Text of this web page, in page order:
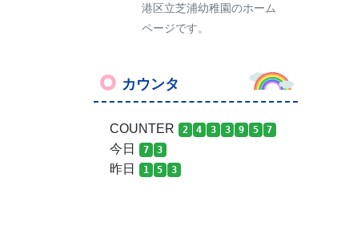
港区立芝浦幼稚園のホーム
ページです。
カウンタ
COUNTER 2 4 3 3 9 5 7
今日 7 3
昨日 1 5 3